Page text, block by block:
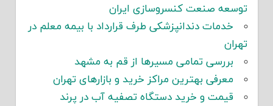
توسعه صنعت کنسروسازی ایران
خدمات دندانپزشکی طرف قرارداد با بیمه معلم در
تهران
بررسی تمامی مسیرها از قم به مشهد
معرفی بهترین مراکز خرید و بازارهای تهران
قیمت و خرید دستگاه تصفیه آب در پرند